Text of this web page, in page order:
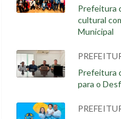
Prefeitura
cultural
Municipal
Prefeitura
para o